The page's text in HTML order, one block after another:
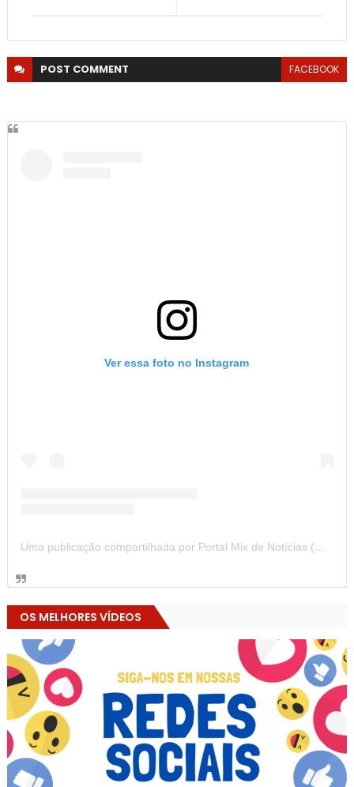
POST COMMENT FACEBOOK
Ver essa foto no Instagram
Uma publicação compartilhada por Portal Mix de Notícias (@portalmixdenoticias)
OS MELHORES VÍDEOS